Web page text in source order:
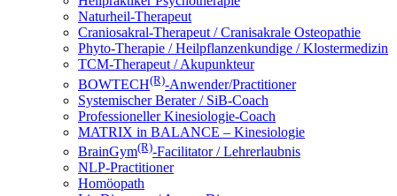
Naturheil-Therapeut
Craniosakral-Therapeut / Cranisakrale Osteopathie
Phyto-Therapie / Heilpflanzenkundige / Klostermedizin
TCM-Therapeut / Akupunkteur
BOWTECH(R)-Anwender/Practitioner
Systemischer Berater / SiB-Coach
Professioneller Kinesiologie-Coach
MATRIX in BALANCE – Kinesiologie
BrainGym(R)-Facilitator / Lehrerlaubnis
NLP-Practitioner
Homöopath